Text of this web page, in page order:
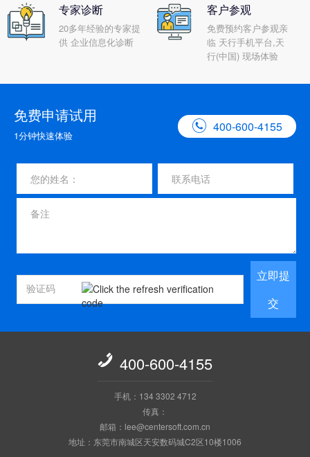
专家诊断
20多年经验的专家提
供 企业信息化诊断
客户参观
免费预约客户参观亲
临 天行手机平台,天
行(中国) 现场体验
免费申请试用
1分钟快速体验
 400-600-4155
立即提
交
 400-600-4155
手机：134 3302 4712
传真：
邮箱：lee@centersoft.com.cn
地址：东莞市南城区天安数码城C2区10楼1006